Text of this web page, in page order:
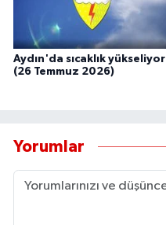
Aydın'da sıcaklık yükseliyor
(26 Temmuz 2026)
Yorumlar